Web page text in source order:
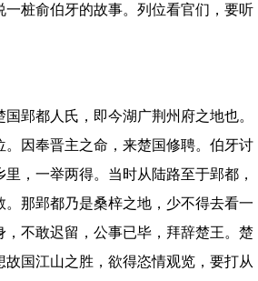
桩俞伯牙的故事。列位看官们，要听
郢都人氏，即今湖广荆州府之地也。
因奉晋主之命，来楚国修聘。伯牙讨
，一举两得。当时从陆路至于郢都，
那郢都乃是桑梓之地，少不得去看一
不敢迟留，公事已毕，拜辞楚王。楚
国江山之胜，欲得恣情观览，要打从